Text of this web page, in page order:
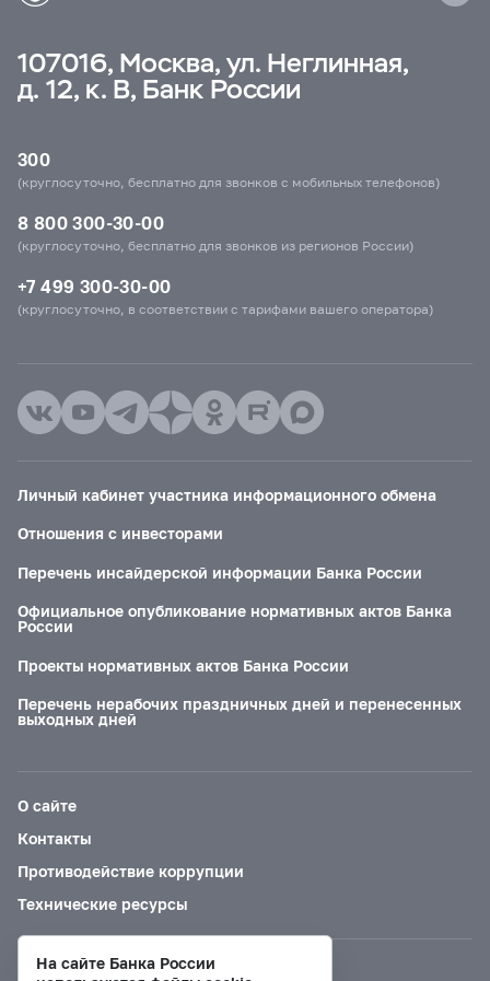
107016, Москва, ул. Неглинная,
д. 12, к. В, Банк России
300
(круглосуточно, бесплатно для звонков с мобильных телефонов)
8 800 300-30-00
(круглосуточно, бесплатно для звонков из регионов России)
+7 499 300-30-00
(круглосуточно, в соответствии с тарифами вашего оператора)
Личный кабинет участника информационного обмена
Отношения с инвесторами
Перечень инсайдерской информации Банка России
Официальное опубликование нормативных актов Банка
России
Проекты нормативных актов Банка России
Перечень нерабочих праздничных дней и перенесенных
выходных дней
О сайте
Контакты
Противодействие коррупции
Технические ресурсы
На сайте Банка России